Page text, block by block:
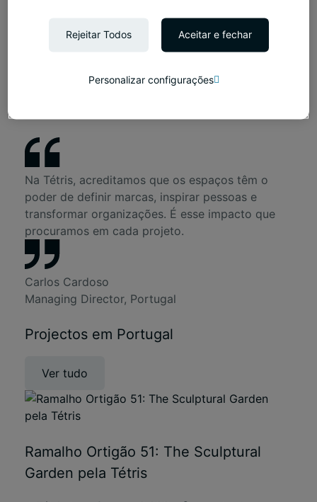
+351213583222
Tétris Porto
Porto, Portugal
Na Tétris, acreditamos que os espaços têm o
poder de definir marcas, inspirar pessoas e
transformar organizações. É esse impacto que
procuramos em cada projeto.
Carlos Cardoso
Managing Director, Portugal
Projectos em Portugal
Ver tudo
Ramalho Ortigão 51: The Sculptural
Garden pela Tétris
Rejeitar Todos Aceitar e fechar
Personalizar configurações